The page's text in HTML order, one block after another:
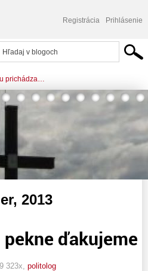
Registrácia Prihlásenie
prichádza…
2013
ďakujeme
323x, politolog